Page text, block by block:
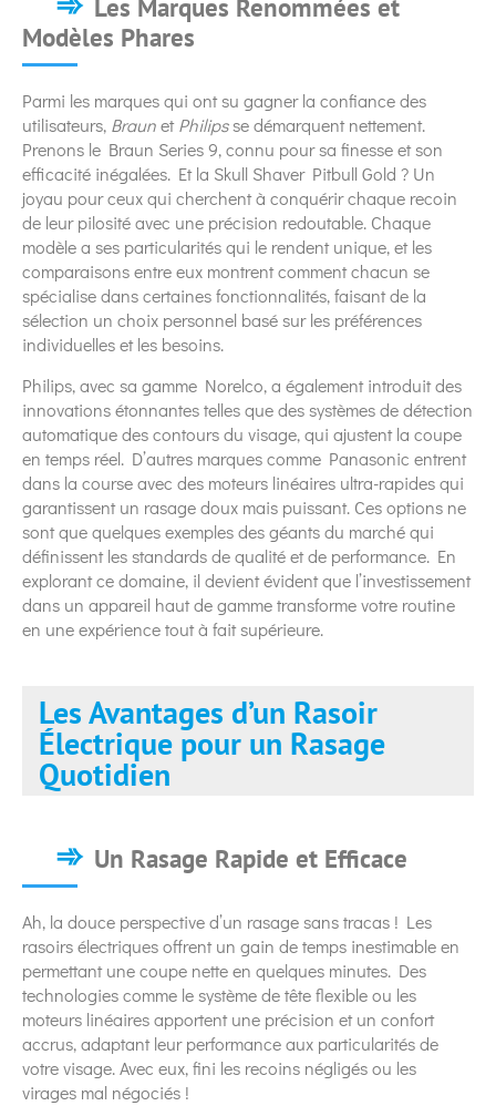
Les Marques Renommées et
Modèles Phares
Parmi les marques qui ont su gagner la confiance des
utilisateurs, BraunetPhilipsse démarquent nettement.
Prenons le Braun Series 9, connu pour sa finesse et son
efficacité inégalées. Et la Skull Shaver Pitbull Gold ? Un
joyau pour ceux qui cherchent à conquérir chaque recoin
de leur pilosité avec une précision redoutable. Chaque
modèle a ses particularités qui le rendent unique, et les
comparaisons entre eux montrent comment chacun se
spécialise dans certaines fonctionnalités, faisant de la
sélection un choix personnel basé sur les préférences
individuelles et les besoins.
Philips, avec sa gamme Norelco, a également introduit des
innovations étonnantes telles que des systèmes de détection
automatique des contours du visage, qui ajustent la coupe
en temps réel. D’autres marques comme Panasonic entrent
dans la course avec des moteurs linéaires ultra-rapides qui
garantissent un rasage doux mais puissant. Ces options ne
sont que quelques exemples des géants du marché qui
définissent les standards de qualité et de performance. En
explorant ce domaine, il devient évident que l’investissement
dans un appareil haut de gamme transforme votre routine
en une expérience tout à fait supérieure.
Les Avantages d’un Rasoir
Électrique pour un Rasage
Quotidien
Un Rasage Rapide et Efficace
Ah, la douce perspective d’un rasage sans tracas ! Les
rasoirs électriques offrent un gain de temps inestimable en
permettant une coupe nette en quelques minutes. Des
technologies comme le système de tête flexible ou les
moteurs linéaires apportent une précision et un confort
accrus, adaptant leur performance aux particularités de
votre visage. Avec eux, fini les recoins négligés ou les
virages mal négociés !